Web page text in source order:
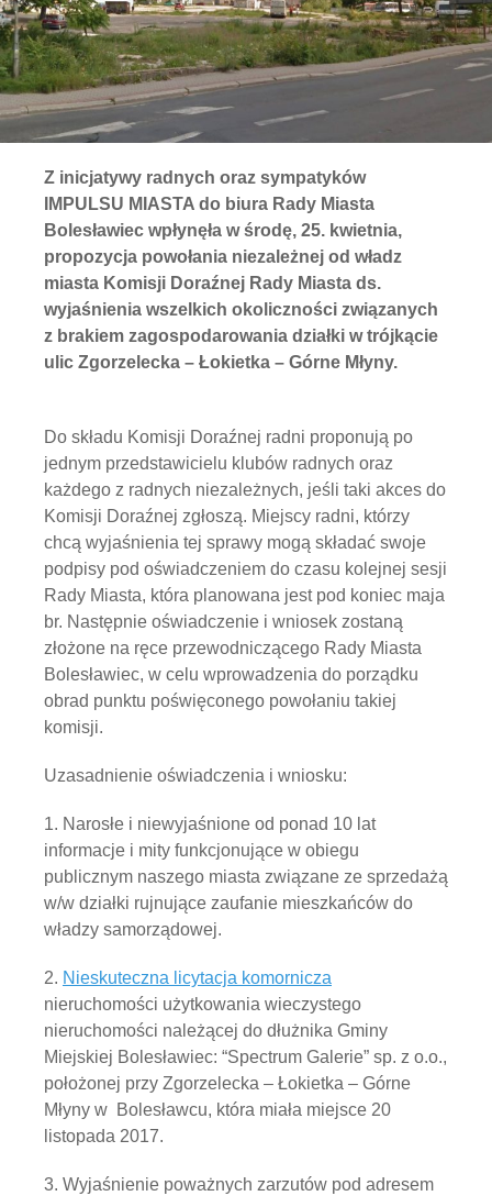
Z inicjatywy radnych oraz sympatyków
IMPULSU MIASTA do biura Rady Miasta
Bolesławiec wpłynęła w środę, 25. kwietnia,
propozycja powołania niezależnej od władz
miasta Komisji Doraźnej Rady Miasta ds.
wyjaśnienia wszelkich okoliczności związanych
z brakiem zagospodarowania działki w trójkącie
ulic Zgorzelecka – Łokietka – Górne Młyny.
Do składu Komisji Doraźnej radni proponują po
jednym przedstawicielu klubów radnych oraz
każdego z radnych niezależnych, jeśli taki akces do
Komisji Doraźnej zgłoszą. Miejscy radni, którzy
chcą wyjaśnienia tej sprawy mogą składać swoje
podpisy pod oświadczeniem do czasu kolejnej sesji
Rady Miasta, która planowana jest pod koniec maja
br. Następnie oświadczenie i wniosek zostaną
złożone na ręce przewodniczącego Rady Miasta
Bolesławiec, w celu wprowadzenia do porządku
obrad punktu poświęconego powołaniu takiej
komisji.
Uzasadnienie oświadczenia i wniosku:
1. Narosłe i niewyjaśnione od ponad 10 lat
informacje i mity funkcjonujące w obiegu
publicznym naszego miasta związane ze sprzedażą
w/w działki rujnujące zaufanie mieszkańców do
władzy samorządowej.
2. Nieskuteczna licytacja komornicza
nieruchomości użytkowania wieczystego
nieruchomości należącej do dłużnika Gminy
Miejskiej Bolesławiec: “Spectrum Galerie” sp. z o.o.,
położonej przy Zgorzelecka – Łokietka – Górne
Młyny w Bolesławcu, która miała miejsce 20
listopada 2017.
3. Wyjaśnienie poważnych zarzutów pod adresem